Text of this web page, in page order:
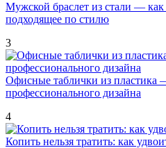
Мужской браслет из стали — как
подходящее по стилю
3
Офисные таблички из
профессионального дизайна
4
Копить нельзя тратить: как